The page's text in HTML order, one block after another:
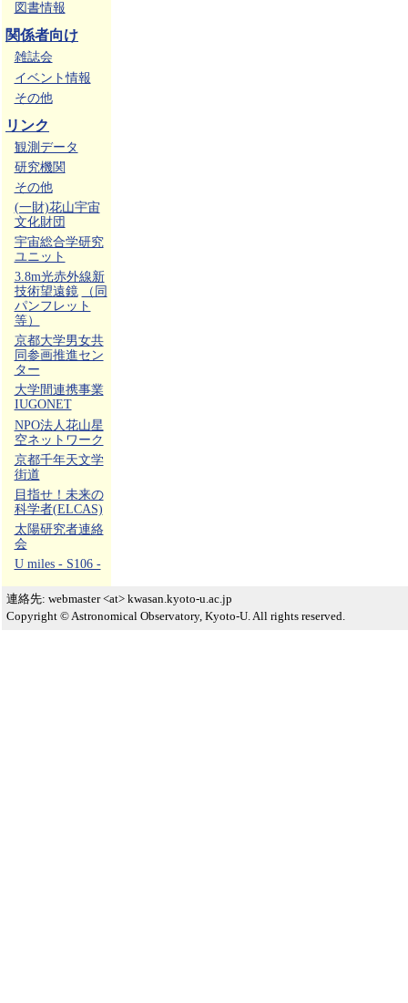
図書情報
関係者向け
雑誌会
イベント情報
その他
リンク
観測データ
研究機関
その他
(一財)花山宇宙
文化財団
宇宙総合学研究
ユニット
3.8m光赤外線新
技術望遠鏡
（同
パンフレット
等）
京都大学男女共
同参画推進セン
ター
大学間連携事業
IUGONET
NPO法人花山星
空ネットワーク
京都千年天文学
街道
目指せ！未来の
科学者(ELCAS)
太陽研究者連絡
会
U miles - S106 -
連絡先: webmaster <at> kwasan.kyoto-u.ac.jp
Copyright © Astronomical Observatory, Kyoto-U. All rights reserved.